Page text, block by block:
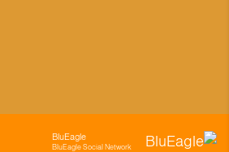
BluEagle
BluEagle Social Network